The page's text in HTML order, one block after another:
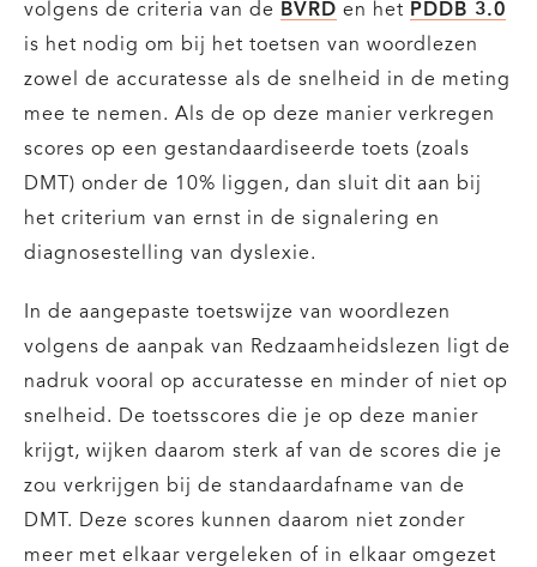
volgens de criteria van de
BVRD en het PDDB 3.0
is het nodig om bij het toetsen van woordlezen
zowel de accuratesse als de snelheid in de meting
mee te nemen. Als de op deze manier verkregen
scores op een gestandaardiseerde toets (zoals
DMT) onder de 10% liggen, dan sluit dit aan bij
het criterium van ernst in de signalering en
diagnosestelling van dyslexie.
In de aangepaste toetswijze van woordlezen
volgens de aanpak van Redzaamheidslezen ligt de
nadruk vooral op accuratesse en minder of niet op
snelheid. De toetsscores die je op deze manier
krijgt, wijken daarom sterk af van de scores die je
zou verkrijgen bij de standaardafname van de
DMT. Deze scores kunnen daarom niet zonder
meer met elkaar vergeleken of in elkaar omgezet